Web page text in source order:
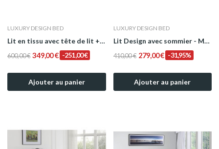
LUXURY DESIGN BED
Lit en tissu avec tête de lit + Sommier- Modèle...
600,00 € 349,00 € -251,00 €
Ajouter au panier
LUXURY DESIGN BED
Lit Design avec sommier - Modèle Tiphanie
410,00 € 279,00 € -31,95%
Ajouter au panier